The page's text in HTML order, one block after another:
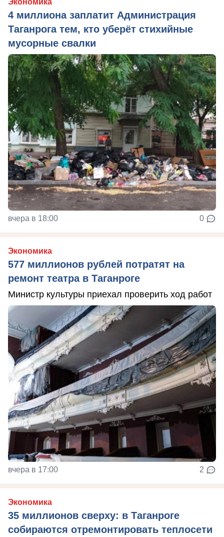
Экономика
4 миллиона заплатит Администрация
Таганрога тем, кто уберёт стихийные
мусорные свалки
вчера в 18:00 0
Экономика
577 миллионов рублей потратят на
ремонт театра в Таганроге
Министр культуры приехал проверить ход работ
вчера в 17:00 2
Экономика
35 миллионов сверху: в Таганроге
собираются отремонтировать теплосети